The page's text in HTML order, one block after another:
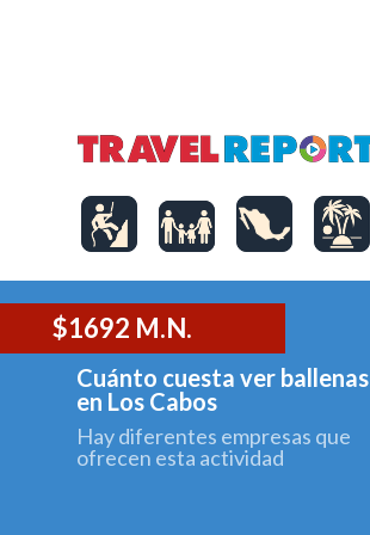
$1692 M.N.
Cuánto cuesta ver ballenas
en Los Cabos
Hay diferentes empresas que
ofrecen esta actividad